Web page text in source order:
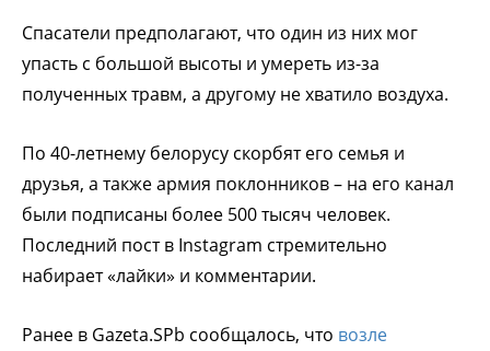
Спасатели предполагают, что один из них мог
упасть с большой высоты и умереть из-за
полученных травм, а другому не хватило воздуха.
По 40-летнему белорусу скорбят его семья и
друзья, а также армия поклонников – на его канал
были подписаны более 500 тысяч человек.
Последний пост в Instagram стремительно
набирает «лайки» и комментарии.
Ранее в Gazeta.SPb сообщалось, что возле